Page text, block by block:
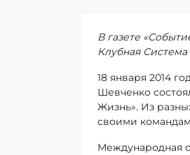
В газете
Клубная
18 января 2014
Шевченко
Жизнь». Из
своими
Международная